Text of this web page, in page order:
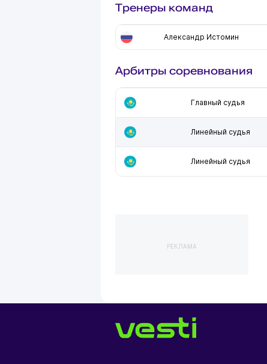
Тренеры команд
Александр Истомин
Арбитры соревнования
Главный судья
Линейный судья
Линейный судья
РЕКЛАМА